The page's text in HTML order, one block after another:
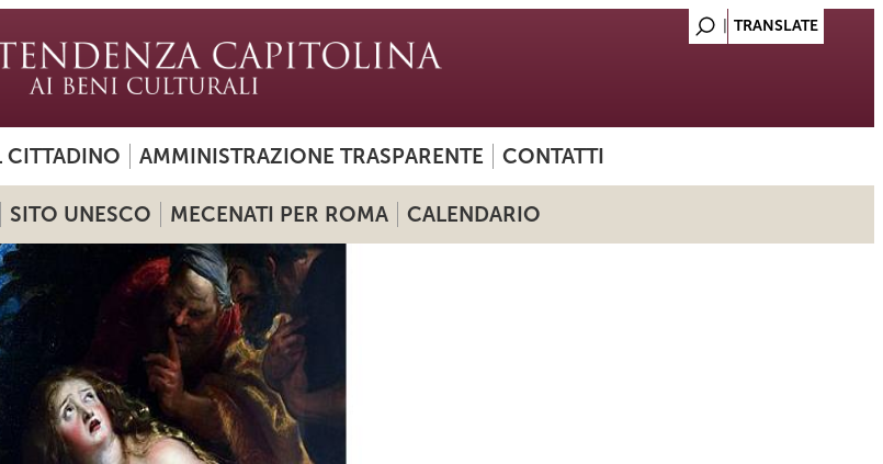
CITTADINO AMMINISTRAZIONE TRASPARENTE CONTATTI
SITO UNESCO MECENATI PER ROMA CALENDARIO